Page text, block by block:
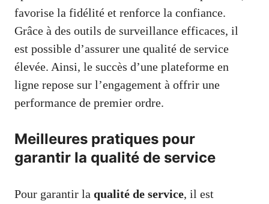
favorise la fidélité et renforce la confiance.
Grâce à des outils de surveillance efficaces, il
est possible d’assurer une qualité de service
élevée. Ainsi, le succès d’une plateforme en
ligne repose sur l’engagement à offrir une
performance de premier ordre.
Meilleures pratiques pour
garantir la qualité de service
Pour garantir la qualité de service, il est